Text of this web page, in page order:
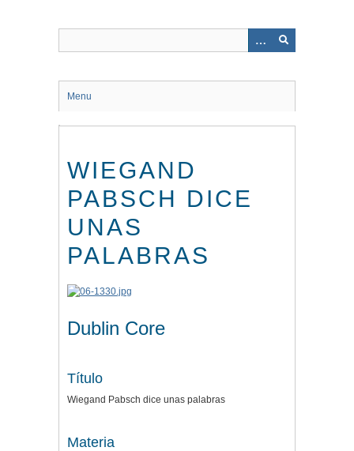
Menu
WIEGAND
PABSCH DICE
UNAS
PALABRAS
Dublin Core
Título
Wiegand Pabsch dice unas palabras
Materia